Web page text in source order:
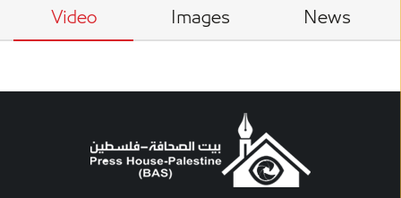
News
Images
Video